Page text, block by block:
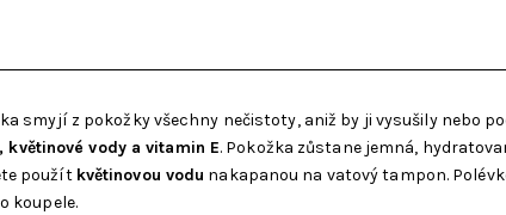
smyjí z pokožky všechny nečistoty, aniž by ji vysušily nebo
květinové vody a vitamin E. Pokožka zůstane jemná,
použít květinovou vodu nakapanou na vatový tampon.
koupele.